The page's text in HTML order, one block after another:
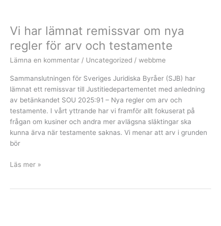
Vi har lämnat remissvar om nya
regler för arv och testamente
Lämna en kommentar / Uncategorized / webbme
Sammanslutningen för Sveriges Juridiska Byråer (SJB) har
lämnat ett remissvar till Justitiedepartementet med anledning
av betänkandet SOU 2025:91 – Nya regler om arv och
testamente. I vårt yttrande har vi framför allt fokuserat på
frågan om kusiner och andra mer avlägsna släktingar ska
kunna ärva när testamente saknas. Vi menar att arv i grunden
bör
lämnat
remissvar
om
nya
Läs mer »